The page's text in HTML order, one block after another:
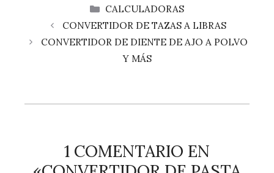
CATEGORÍAS
CALCULADORAS
CONVERTIDOR DE TAZAS A LIBRAS
CONVERTIDOR DE DIENTE DE AJO A POLVO
Y MÁS
1 COMENTARIO EN